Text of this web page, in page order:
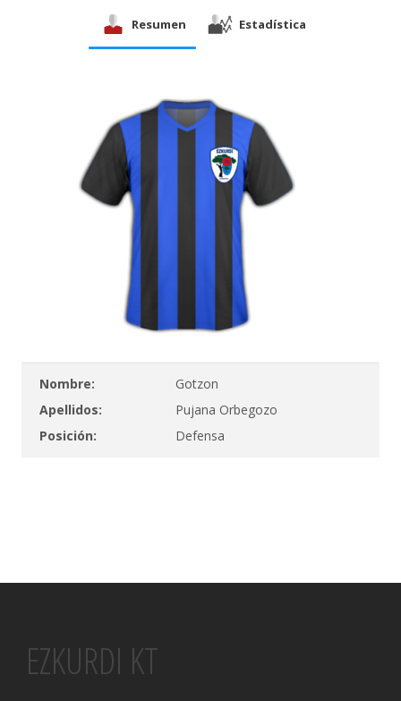
Resumen Estadística
Nombre:
Gotzon
Apellidos:
Pujana Orbegozo
Posición:
Defensa
EZKURDI KT